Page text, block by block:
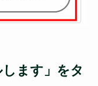
します」をタ